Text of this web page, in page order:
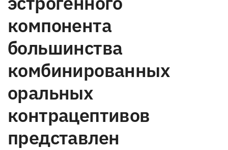
компонента
большинства
комбинированных
оральных
контрацептивов
представлен